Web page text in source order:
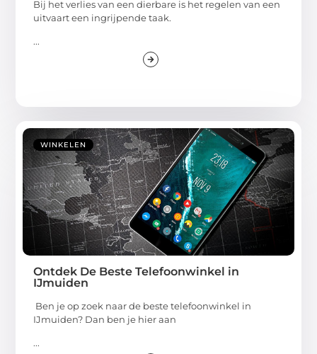
Bij het verlies van een dierbare is het regelen van een
uitvaart een ingrijpende taak.
...
WINKELEN
Ontdek De Beste Telefoonwinkel in
IJmuiden
Ben je op zoek naar de beste telefoonwinkel in
IJmuiden? Dan ben je hier aan
...